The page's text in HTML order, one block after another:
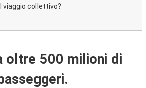
viaggio collettivo?
oltre 500 milioni di